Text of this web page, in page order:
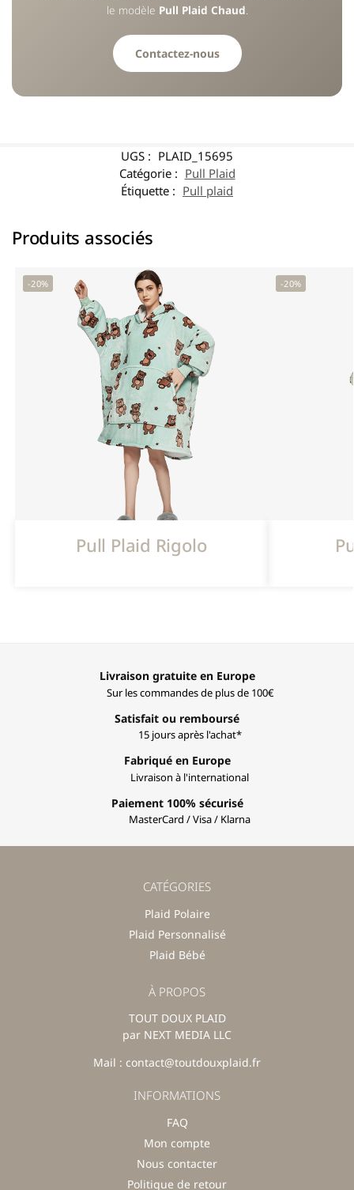
le modèle Pull Plaid Chaud
Contactez-nous
UGS : PLAID_15695
Catégorie : Pull Plaid
Étiquette : Pull plaid
Produits associés
-20%
Pull Plaid Rigolo
-20%
Livraison gratuite en Europe
Sur les commandes de plus de 100€
Satisfait ou remboursé
15 jours après l'achat*
Fabriqué en Europe
Livraison à l'international
Paiement 100% sécurisé
MasterCard / Visa / Klarna
CATÉGORIES
Plaid Polaire
Plaid Personnalisé
Plaid Bébé
À PROPOS
TOUT DOUX PLAID
par NEXT MEDIA LLC
Mail : contact@toutdouxplaid.fr
INFORMATIONS
FAQ
Mon compte
Nous contacter
Politique de retour